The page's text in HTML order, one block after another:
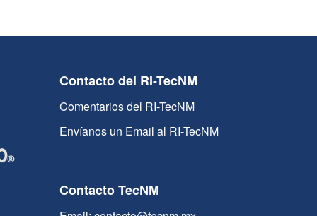
Contacto del RI-TecNM
Comentarios del RI-TecNM
Envíanos un Email al RI-TecNM
Contacto TecNM